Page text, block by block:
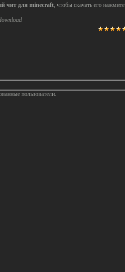
чит для minecraft, чтобы скачать его нажмите
пользователи.